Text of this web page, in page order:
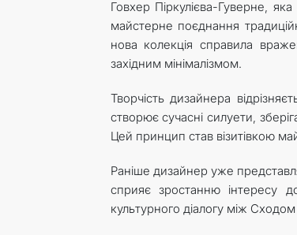
Говхер Піркулієва-Гуверне,
майстерне поєднання
нова колекція справила
західним мінімалізмом.
Творчість дизайнера
створює сучасні силуети,
Цей принцип став візитівкою
Раніше дизайнер уже
сприяє зростанню інтересу
культурного діалогу між